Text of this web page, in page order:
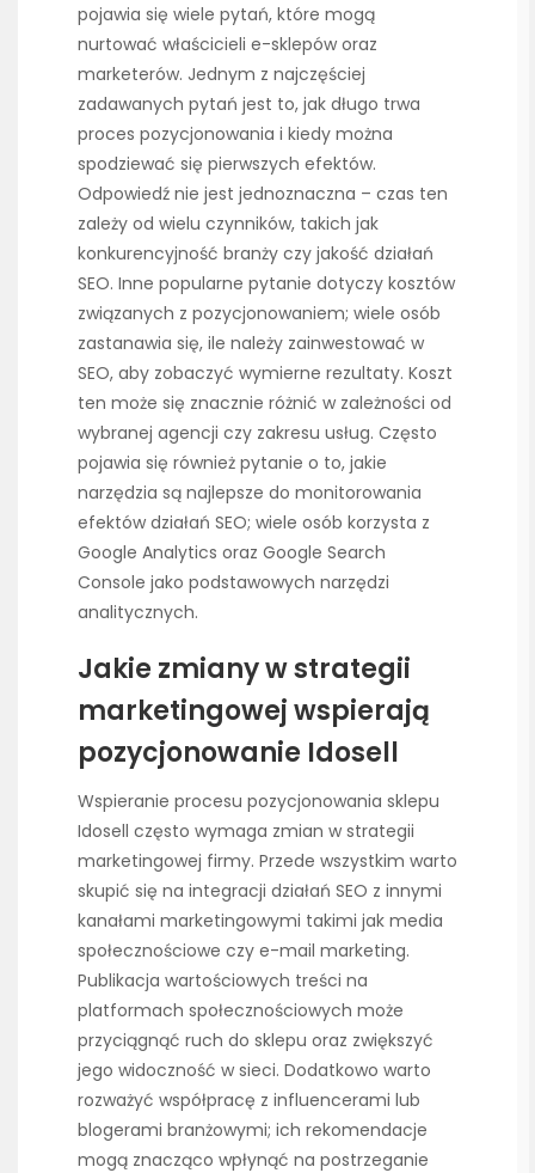
pojawia się wiele pytań, które mogą
nurtować właścicieli e-sklepów oraz
marketerów. Jednym z najczęściej
zadawanych pytań jest to, jak długo trwa
proces pozycjonowania i kiedy można
spodziewać się pierwszych efektów.
Odpowiedź nie jest jednoznaczna – czas ten
zależy od wielu czynników, takich jak
konkurencyjność branży czy jakość działań
SEO. Inne popularne pytanie dotyczy kosztów
związanych z pozycjonowaniem; wiele osób
zastanawia się, ile należy zainwestować w
SEO, aby zobaczyć wymierne rezultaty. Koszt
ten może się znacznie różnić w zależności od
wybranej agencji czy zakresu usług. Często
pojawia się również pytanie o to, jakie
narzędzia są najlepsze do monitorowania
efektów działań SEO; wiele osób korzysta z
Google Analytics oraz Google Search
Console jako podstawowych narzędzi
analitycznych.
Jakie zmiany w strategii
marketingowej wspierają
pozycjonowanie Idosell
Wspieranie procesu pozycjonowania sklepu
Idosell często wymaga zmian w strategii
marketingowej firmy. Przede wszystkim warto
skupić się na integracji działań SEO z innymi
kanałami marketingowymi takimi jak media
społecznościowe czy e-mail marketing.
Publikacja wartościowych treści na
platformach społecznościowych może
przyciągnąć ruch do sklepu oraz zwiększyć
jego widoczność w sieci. Dodatkowo warto
rozważyć współpracę z influencerami lub
blogerami branżowymi; ich rekomendacje
mogą znacząco wpłynąć na postrzeganie